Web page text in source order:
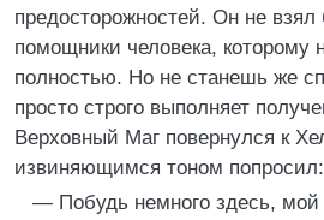
предосторожностей. Он не взял
помощники человека, которому
полностью. Но не станешь же
просто строго выполняет
Верховный Маг повернулся к
извиняющимся тоном попросил:
— Побудь немного здесь,